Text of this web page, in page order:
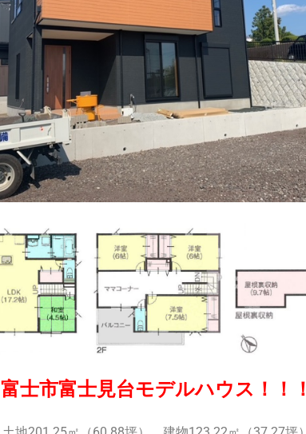
富士市富士見台モデルハウス！！！